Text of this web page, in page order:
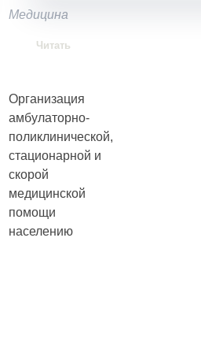
Организация
амбулаторно-
поликлинической,
стационарной и
скорой
медицинской
помощи
населению
Медицина
Читать